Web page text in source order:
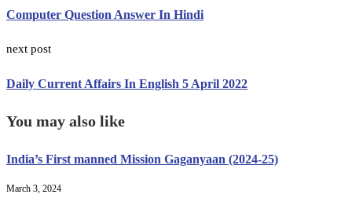
Computer Question Answer In Hindi
next post
Daily Current Affairs In English 5 April 2022
You may also like
India’s First manned Mission Gaganyaan (2024-25)
March 3, 2024